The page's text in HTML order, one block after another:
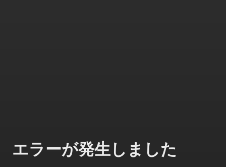
エラーが発生しました